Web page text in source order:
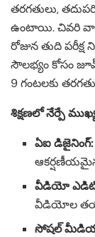
తరగతులు,
ఉంటాయి. చివరి
రోజున తుది పరీక్ష
సౌలభ్యం కోసం
9 గంటలకు
శిక్షణలో నేర్పే
ఏఐ డిజైనింగ్:
ఆకర్షణీయమైన
వీడియో
వీడియోల
సోషల్ మీడియా